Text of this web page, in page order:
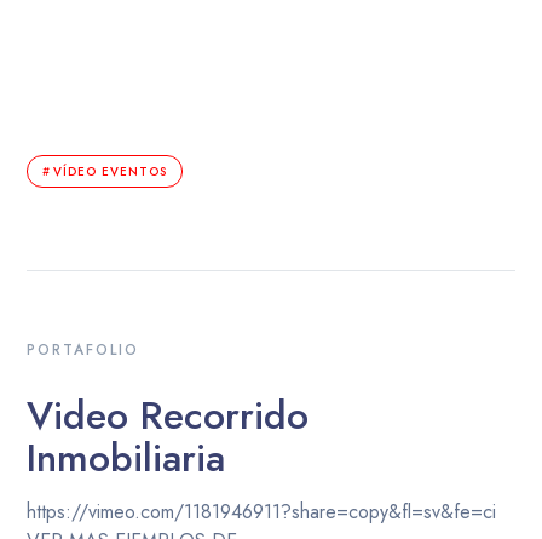
VÍDEO EVENTOS
PORTAFOLIO
Video Recorrido
Inmobiliaria
https://vimeo.com/1181946911?share=copy&fl=sv&fe=ci